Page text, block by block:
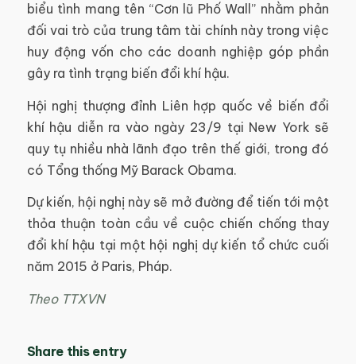
biểu tình mang tên “Cơn lũ Phố Wall” nhằm phản
đối vai trò của trung tâm tài chính này trong việc
huy động vốn cho các doanh nghiệp góp phần
gây ra tình trạng biến đổi khí hậu.
Hội nghị thượng đỉnh Liên hợp quốc về biến đổi
khí hậu diễn ra vào ngày 23/9 tại New York sẽ
quy tụ nhiều nhà lãnh đạo trên thế giới, trong đó
có Tổng thống Mỹ Barack Obama.
Dự kiến, hội nghị này sẽ mở đường để tiến tới một
thỏa thuận toàn cầu về cuộc chiến chống thay
đổi khí hậu tại một hội nghị dự kiến tổ chức cuối
năm 2015 ở Paris, Pháp.
Theo TTXVN
Share this entry